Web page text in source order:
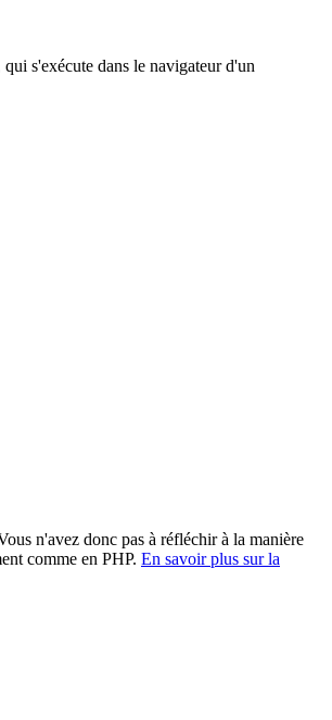
s'exécute dans le navigateur d'un
n'avez donc pas à réfléchir à la manière
comme en PHP. En savoir plus sur la